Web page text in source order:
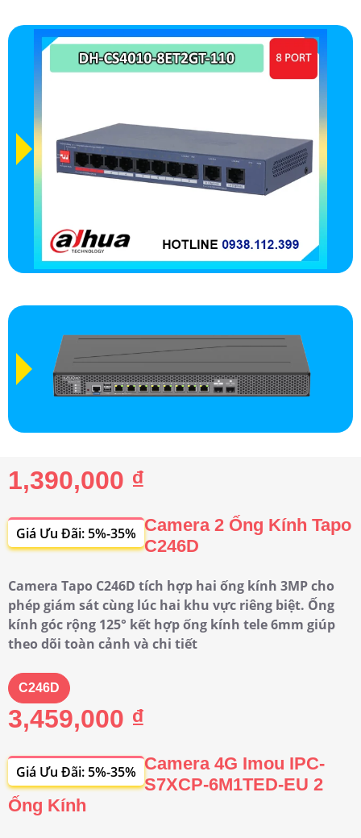
1,390,000 ₫
Giá Ưu Đãi: 5%-35% Camera 2 Ống Kính Tapo
C246D
Camera Tapo C246D tích hợp hai ống kính 3MP cho
phép giám sát cùng lúc hai khu vực riêng biệt. Ống
kính góc rộng 125° kết hợp ống kính tele 6mm giúp
theo dõi toàn cảnh và chi tiết
C246D
3,459,000 ₫
Giá Ưu Đãi: 5%-35% Camera 4G Imou IPC-
S7XCP-6M1TED-EU 2
Ống Kính